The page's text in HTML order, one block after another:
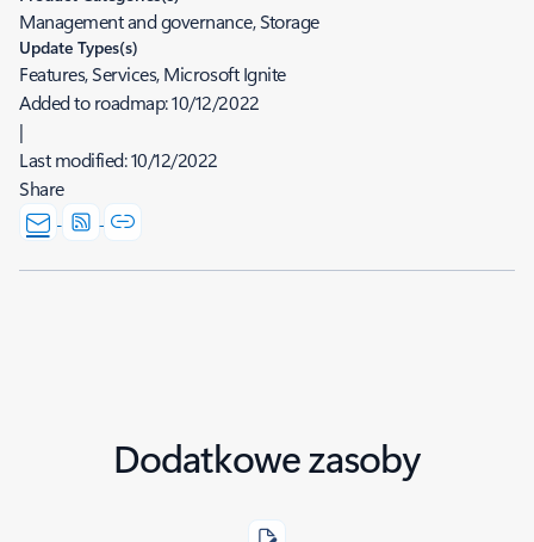
Management and governance, Storage
Update Types(s)
Features, Services, Microsoft Ignite
Added to roadmap:10/12/2022
|
Last modified:10/12/2022
Share
Dodatkowe zasoby